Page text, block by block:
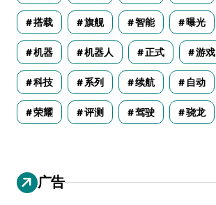
搭载 旗舰 智能 曝光
机器 机器人 正式 游戏
科技 系列 续航 自动
荣耀 评测 驾驶 骁龙
广告